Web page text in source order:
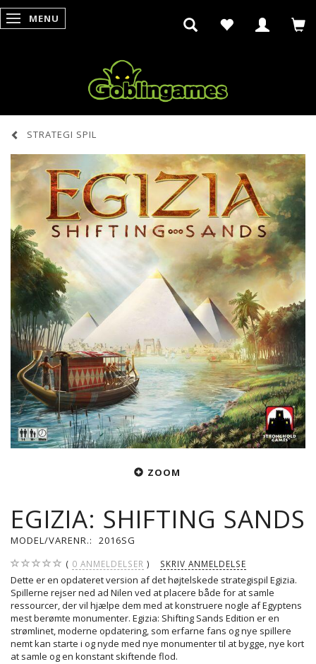
SKIFTE NAVIGATION
MENU
STRATEGI SPIL
ZOOM
EGIZIA: SHIFTING SANDS
MODEL/VARENR.: 2016SG
0 ANMELDELSER SKRIV ANMELDELSE
Dette er en opdateret version af det højtelskede strategispil Egizia.
Spillerne rejser ned ad Nilen ved at placere både for at samle
ressourcer, der vil hjælpe dem med at konstruere nogle af Egyptens
mest berømte monumenter. Egizia: Shifting Sands Edition er en
strømlinet, moderne opdatering, som erfarne fans og nye spillere
nemt kan starte i og nyde med nye monumenter til at bygge, nye kort
at samle og en konstant skiftende flod.